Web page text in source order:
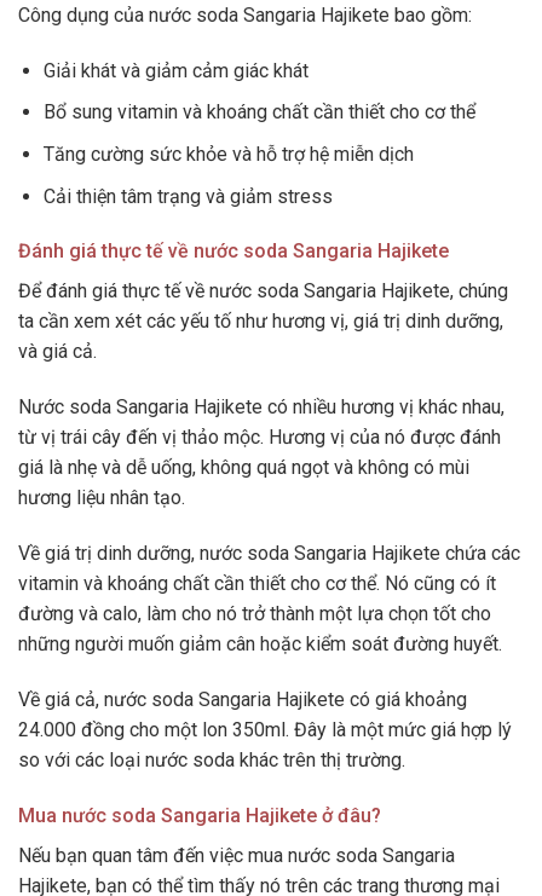
Công dụng của nước soda Sangaria Hajikete bao gồm:
Giải khát và giảm cảm giác khát
Bổ sung vitamin và khoáng chất cần thiết cho cơ thể
Tăng cường sức khỏe và hỗ trợ hệ miễn dịch
Cải thiện tâm trạng và giảm stress
Đánh giá thực tế về nước soda Sangaria Hajikete
Để đánh giá thực tế về nước soda Sangaria Hajikete, chúng
ta cần xem xét các yếu tố như hương vị, giá trị dinh dưỡng,
và giá cả.
Nước soda Sangaria Hajikete có nhiều hương vị khác nhau,
từ vị trái cây đến vị thảo mộc. Hương vị của nó được đánh
giá là nhẹ và dễ uống, không quá ngọt và không có mùi
hương liệu nhân tạo.
Về giá trị dinh dưỡng, nước soda Sangaria Hajikete chứa các
vitamin và khoáng chất cần thiết cho cơ thể. Nó cũng có ít
đường và calo, làm cho nó trở thành một lựa chọn tốt cho
những người muốn giảm cân hoặc kiểm soát đường huyết.
Về giá cả, nước soda Sangaria Hajikete có giá khoảng
24.000 đồng cho một lon 350ml. Đây là một mức giá hợp lý
so với các loại nước soda khác trên thị trường.
Mua nước soda Sangaria Hajikete ở đâu?
Nếu bạn quan tâm đến việc mua nước soda Sangaria
Hajikete, bạn có thể tìm thấy nó trên các trang thương mại